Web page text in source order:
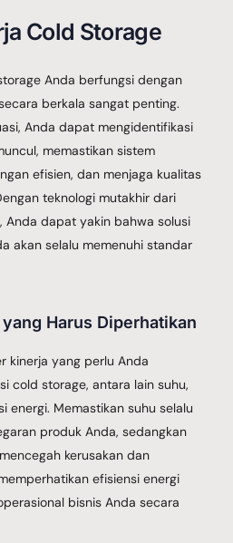
Cold Storage
Anda berfungsi dengan
berkala sangat penting.
Anda dapat mengidentifikasi
memastikan sistem
efisien, dan menjaga kualitas
teknologi mutakhir dari
Anda dapat yakin bahwa solusi
akan selalu memenuhi standar
Harus Diperhatikan
kinerja yang perlu Anda
cold storage, antara lain suhu,
energi. Memastikan suhu selalu
produk Anda, sedangkan
kerusakan dan
efisiensi energi
bisnis Anda secara